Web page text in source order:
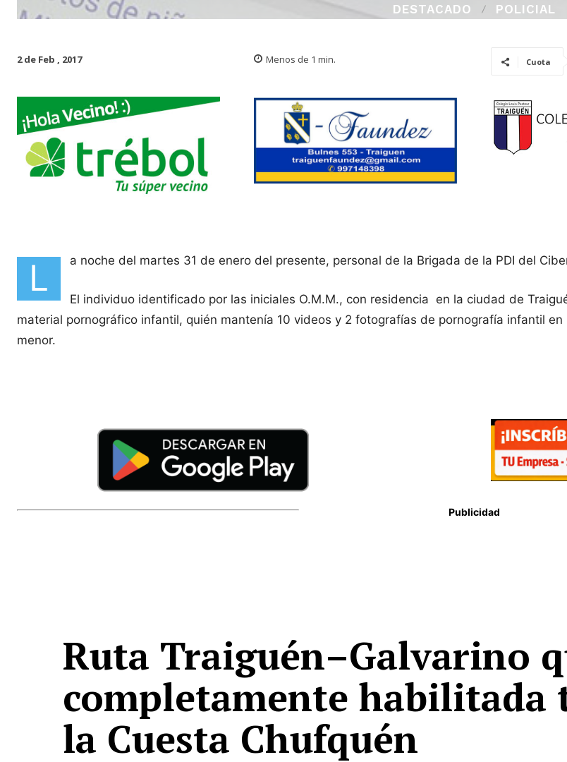
DESTACADO POLICIAL
2 de Feb , 2017 Menos de 1 min. Cuota
L a noche del martes 31 de enero del presente, personal de la Brigada de la PDI del
El individuo identificado por las iniciales O.M.M., con residencia en la ciudad de
material pornográfico infantil, quién mantenía 10 videos y 2 fotografías de pornografía infantil
menor.
Publicidad